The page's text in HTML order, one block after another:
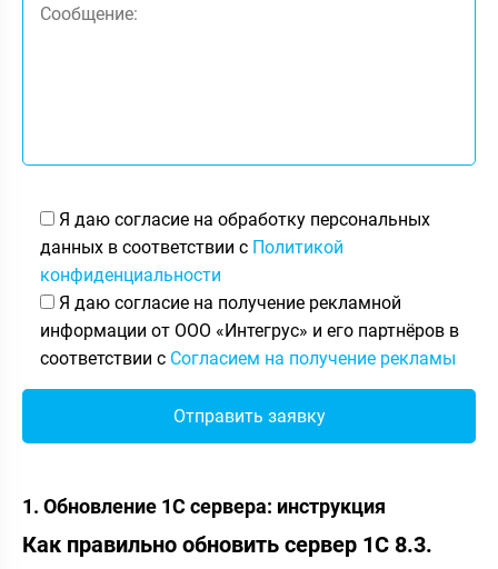
Я даю согласие на обработку персональных
данных в соответствии с Политикой
конфиденциальности
Я даю согласие на получение рекламной
информации от ООО «Интегрус» и его партнёров в
соответствии с Согласием на получение рекламы
1. Обновление 1С сервера: инструкция
Как правильно обновить сервер 1С 8.3.